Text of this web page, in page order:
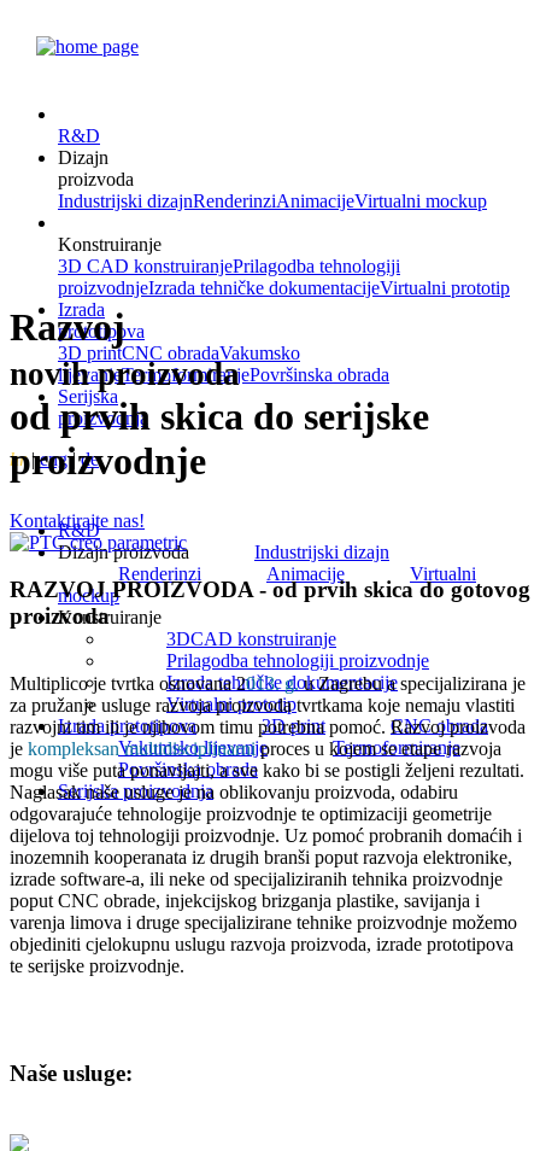
R&D
Dizajn
proizvoda
Industrijski dizajnRenderinziAnimacijeVirtualni mockup
Konstruiranje
3D CAD konstruiranjePrilagodba tehnologiji
proizvodnjeIzrada tehničke dokumentacijeVirtualni prototip
Izrada
prototipova
3D printCNC obradaVakumsko
lijevanjeTermoformiranjePovršinska obrada
Serijska
proizvodnja
hr|eng|de
R&D
Dizajn proizvoda
Industrijski dizajn
Renderinzi
Animacije
Virtualni
mockup
Konstruiranje
3DCAD konstruiranje
Prilagodba tehnologiji proizvodnje
Izrada tehničke dokumentacije
Virtualni prototip
Izrada prototipova
3D print
CNC obrada
Vakumsko lijevanje
Termoformiranje
Površinska obrada
Serijska proizvodnja
Razvoj
novih proizvoda
od prvih skica do serijske
proizvodnje
Kontaktirajte nas!
RAZVOJ PROIZVODA - od prvih skica do gotovog
proizvoda
Multiplico je tvrtka osnovana 2013. g.u Zagrebu a specijalizirana je
za pružanje usluge razvoja proizvoda tvrtkama koje nemaju vlastiti
razvojni tim ili je njihovom timu potrebna pomoć. Razvoj proizvoda
je kompleksan multidisciplinarniproces u kojem se etape razvoja
mogu više puta ponavljajti, a sve kako bi se postigli željeni rezultati.
Naglasak naše usluge je na oblikovanju proizvoda, odabiru
odgovarajuće tehnologije proizvodnje te optimizaciji geometrije
dijelova toj tehnologiji proizvodnje. Uz pomoć probranih domaćih i
inozemnih kooperanata iz drugih branši poput razvoja elektronike,
izrade software-a, ili neke od specijaliziranih tehnika proizvodnje
poput CNC obrade, injekcijskog brizganja plastike, savijanja i
varenja limova i druge specijalizirane tehnike proizvodnje možemo
objediniti cjelokupnu uslugu razvoja proizvoda, izrade prototipova
te serijske proizvodnje.
Naše usluge: